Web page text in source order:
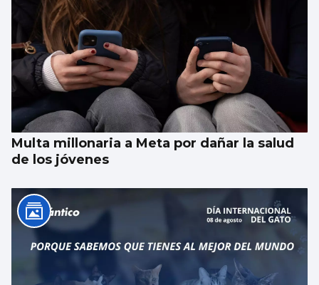
Multa millonaria a Meta por dañar la salud
de los jóvenes